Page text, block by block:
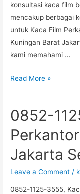
konsultasi kaca film
mencakup berbagai
untuk Kaca Film
Kuningan Barat
kami memahami …
0852-
Kaca
Perkantoran
Barat
Jakarta
Read More »
0852-
Jakarta
Leave a Comment /
0852-1125-3555,